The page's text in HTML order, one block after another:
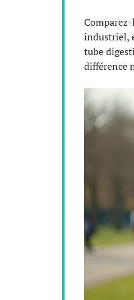
industriel,
tube
différence